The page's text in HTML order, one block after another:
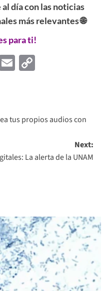
día con las noticias
más relevantes 🌐
para ti!
EmailCopy
tus propios audios con
Next:
La alerta de la UNAM